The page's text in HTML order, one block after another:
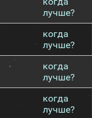
лучше?
когда
лучше?
когда
лучше?
когда
лучше?